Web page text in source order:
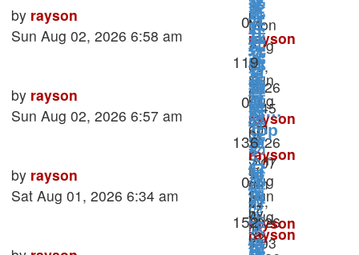
万
象
Mon
Aug
03,
2026
5:45
am
»
in
心
理
测
by
rayson
»
Sun
Aug
02,
2026
7:07
am
»
in
西
开
玩
笑
by
rayson
»
Sun
Aug
02,
2026
7:03
爱
社
交
星
座
Top
3
！
by
rayson
»
比
我
强
势
时…
by
rayson
»
Sun
Aug
02,
Last
post
by rayson
Sun Aug 02, 2026 6:58 am
身
处
何
种
恋
爱
心
情
by
rayson
0Replies
119Views
Last
post
by rayson
Sun Aug 02, 2026 6:57 am
最
容
易
日
久
生
情
0Replies
136Views
Last
post
by rayson
Sat Aug 01, 2026 6:34 am
城
府
太
0Replies
152Views